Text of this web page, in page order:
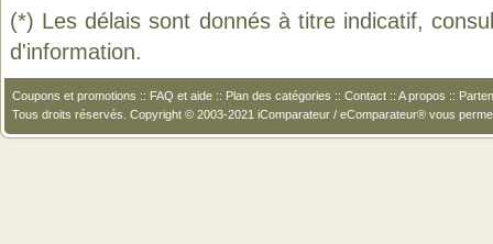
(*) Les délais sont donnés à titre indicatif,
d'information.
Coupons et promotions :: FAQ et aide :: Plan des catégories :: Contact :: A propos ::
Tous droits réservés. Copyright © 2003-2021 iComparateur / eComparateur® vous